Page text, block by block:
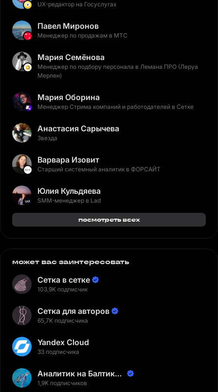
UX-редактор на Госуслугах
Павел Миронов
Менеджер по продажам в МТС
Мария Семёнова
Менеджер по подбору персонала в Лемана ПРО (Леруа
Мерлен)
Мария Оборина
Менеджер Стрима компаний и работодателей в Сетке
Анастасия Сарычева
Звезда
Варвара Изовит
Старший системный аналитик в ФОРСАЙТ
Юлия Кульдяева
SMM-менеджер в Lad
посмотреть всех
может вас заинтересовать
Сетка в сетке
103,9K подписчик
Сетка для авторов
65,7K подписчика
Yandex Cloud
33 подписчика
Аналитик на Балтике |
Неверов Станислав
1,9K подписчиков